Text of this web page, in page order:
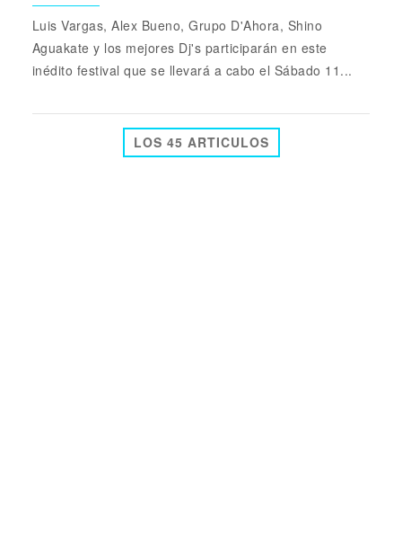
Luis Vargas, Alex Bueno, Grupo D'Ahora, Shino
Aguakate y los mejores Dj's participarán en este
inédito festival que se llevará a cabo el Sábado 11...
LOS 45 ARTICULOS